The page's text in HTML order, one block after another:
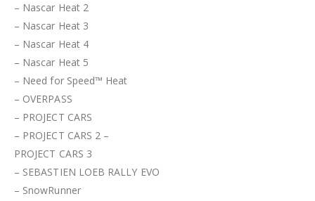
– Nascar Heat 2
– Nascar Heat 3
– Nascar Heat 4
– Nascar Heat 5
– Need for Speed™ Heat
– OVERPASS
– PROJECT CARS
– PROJECT CARS 2 –
PROJECT CARS 3
– SEBASTIEN LOEB RALLY EVO
– SnowRunner